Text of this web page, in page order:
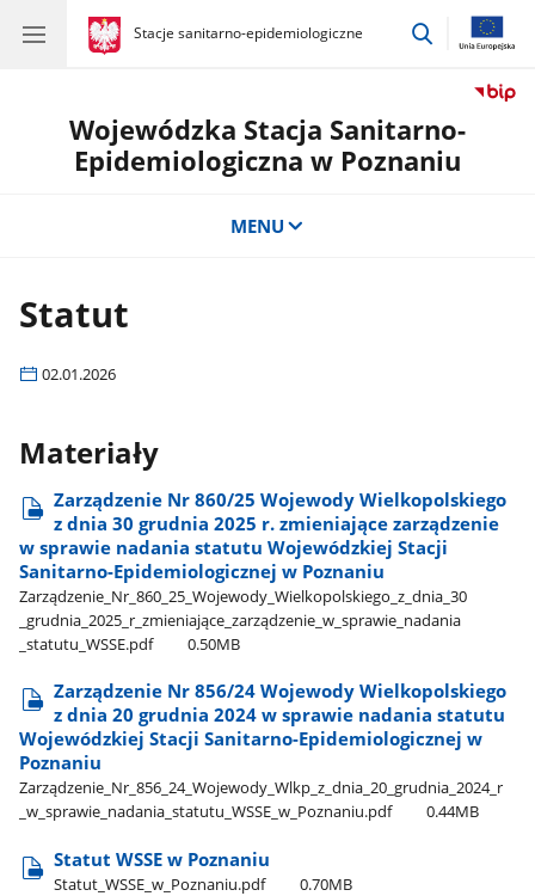
gov.pl
Stacje sanitarno-epidemiologiczne
gov.pl
Stacje
przejdź
Wojewódzka Stacja Sanitarno-
Epidemiologiczna w Poznaniu
MENU
Statut
02.01.2026
Materiały
Zarządzenie Nr 860/25 Wojewody Wielkopolskiego
z dnia 30 grudnia 2025 r. zmieniające zarządzenie
w sprawie nadania statutu Wojewódzkiej Stacji
Sanitarno-Epidemiologicznej w Poznaniu
Zarządzenie​_Nr​_860​_25​_Wojewody​_Wielkopolskiego​_z​_dnia​_30​
_grudnia​_2025​_r​_zmieniające​_zarządzenie​_w​_sprawie​_nadania​
_statutu​_WSSE.pdf
0.50MB
Zarządzenie Nr 856/24 Wojewody Wielkopolskiego
z dnia 20 grudnia 2024 w sprawie nadania statutu
Wojewódzkiej Stacji Sanitarno-Epidemiologicznej w
Poznaniu
Zarządzenie​_Nr​_856​_24​_Wojewody​_Wlkp​_z​_dnia​_20​_grudnia​_2024​_r​
_w​_sprawie​_nadania​_statutu​_WSSE​_w​_Poznaniu.pdf
0.44MB
Statut WSSE w Poznaniu
Statut​_WSSE​_w​_Poznaniu.pdf 0.70MB